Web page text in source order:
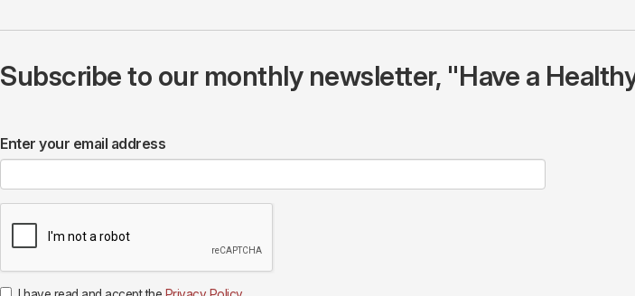
Subscribe to our monthly newsletter, "Have a
Enter your email address